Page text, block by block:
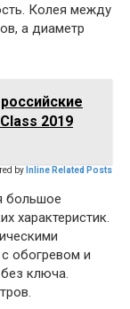
Колея между
а диаметр
2019
by Inline Related Posts
большое
характеристик.
обогревом и
ключа.